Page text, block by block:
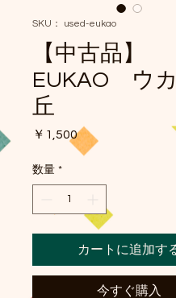
SKU： used-eukao
【中古品】
EUKAO ウ
丘
￥1,500価
格
数量 *
カートに追加す
今すぐ購入